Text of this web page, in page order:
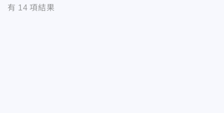
有 14 項結果